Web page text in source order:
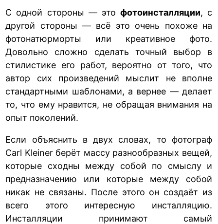
С одной стороны — это фотоинсталляции, с
другой стороны — всё это очень похоже на
фотонатюрморты или креативное фото.
Довольно сложно сделать точный выбор в
стилистике его работ, вероятно от того, что
автор сих произведений мыслит не вполне
стандартными шаблонами, а вернее — делает
то, что ему нравится, не обращая внимания на
опыт поколений.
Если объяснить в двух словах, то фотограф
Carl Kleiner берёт массу разнообразных вещей,
которые сходны между собой по смыслу и
предназначению или которые между собой
никак не связаны. После этого он создаёт из
всего этого интересную инсталляцию.
Инсталляции принимают самый